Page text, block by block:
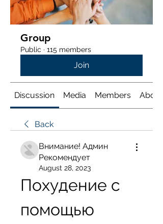
Group
Public · 115 members
Join
Discussion Media Members About
Back
Внимание! Админ
Рекомендует
August 28, 2023
Похудение с
помощью